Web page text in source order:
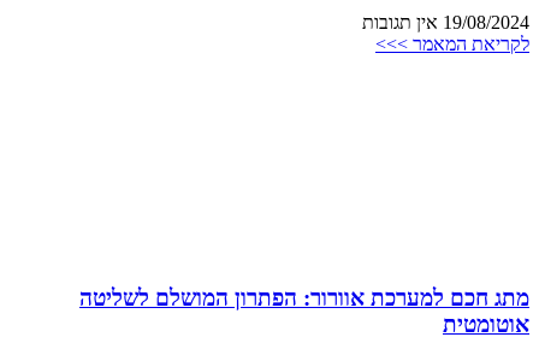
19/08/2024 אין תגובות
לקריאת המאמר >>>
מתג חכם למערכת אוורור: הפתרון המושלם לשליטה
אוטומטית